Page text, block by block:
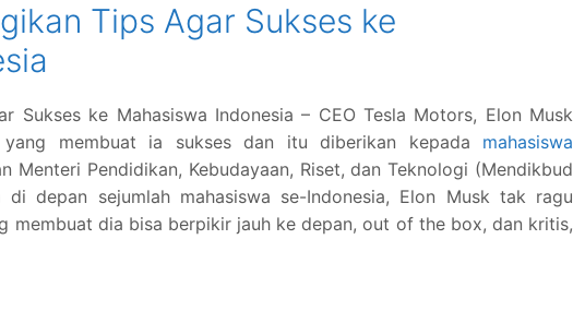
Tips Agar Sukses ke
Sukses ke Mahasiswa Indonesia – CEO Tesla Motors, Elon Musk
membuat ia sukses dan itu diberikan kepada mahasiswa
Menteri Pendidikan, Kebudayaan, Riset, dan Teknologi (Mendikbud
di depan sejumlah mahasiswa se-Indonesia, Elon Musk tak ragu
membuat dia bisa berpikir jauh ke depan, out of the box, dan kritis,